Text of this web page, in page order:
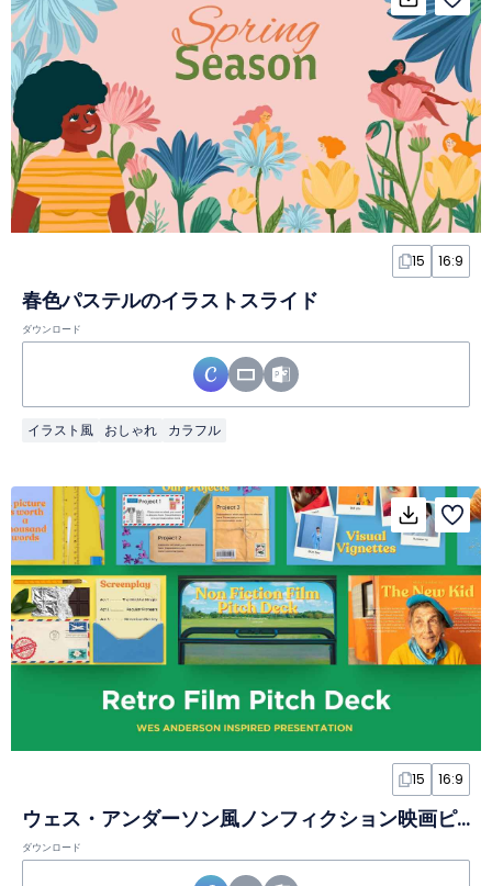
15 16:9
春色パステルのイラストスライド
ダウンロード
イラスト風 おしゃれ カラフル
15 16:9
ウェス・アンダーソン風ノンフィクション映画ピッチデックスライド
ダウンロード